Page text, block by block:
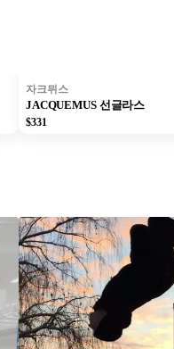
자크뮈스
JACQUEMUS 선글라스
$331